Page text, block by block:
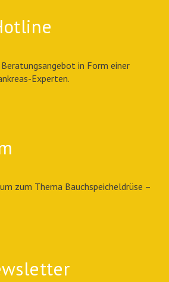
in Form einer
Experten.
zum Thema Bauchspeicheldrüse –